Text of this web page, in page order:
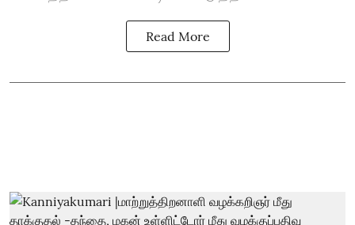
Read More